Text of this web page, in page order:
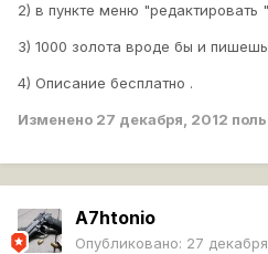
2) в пункте меню "редактировать "
3) 1000 золота вроде бы и
4) Описание бесплатно .
Изменено 27 декабря, 2012
A7htonio
Опубликовано: 27